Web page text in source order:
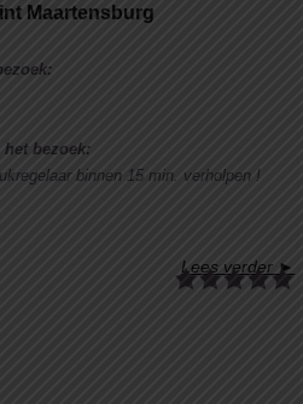
Maartensburg
het bezoek:
binnen 15 min. verholpen !
Lees verder ►